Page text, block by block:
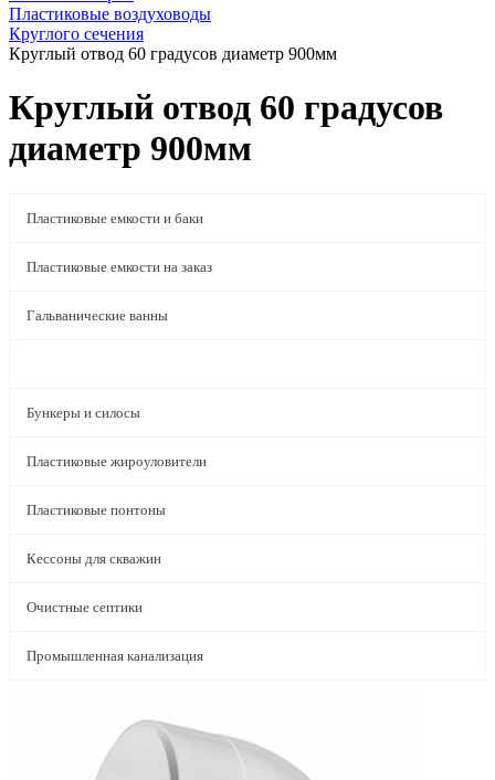
Пластиковые воздуховоды
Круглого сечения
Круглый отвод 60 градусов диаметр 900мм
Круглый отвод 60 градусов
диаметр 900мм
Пластиковые емкости и баки
Пластиковые емкости на заказ
Гальванические ванны
Бункеры и силосы
Пластиковые жироуловители
Пластиковые понтоны
Кессоны для скважин
Очистные септики
Промышленная канализация